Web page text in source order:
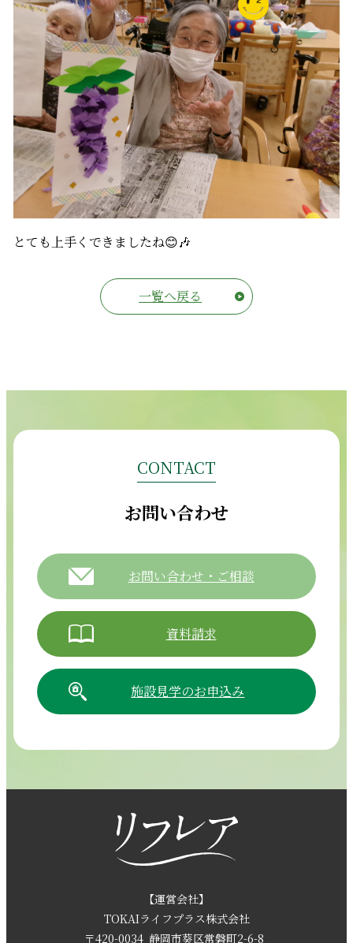
054-265-5811
【電話受付時間】8:30～17:30（月曜～土曜）
採用情報
お問い合わせ
とても上手くできましたね😊🎶
一覧へ戻る
CONTACT
お問い合わせ
お問い合わせ・ご相談
資料請求
施設見学のお申込み
【運営会社】
TOKAIライフプラス株式会社
〒420-0034 静岡市葵区常磐町2-6-8